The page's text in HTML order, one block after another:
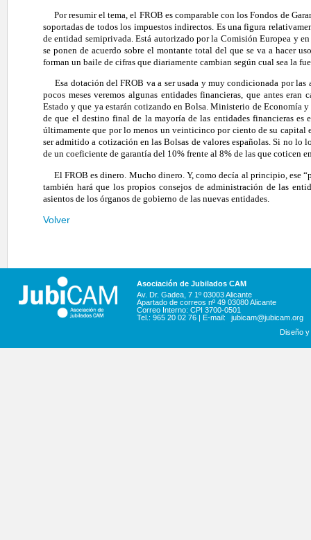
Por resumir el tema, el FROB es comparable con los Fondos de
soportadas de todos los impuestos indirectos. Es una figura
de entidad semiprivada. Está autorizado por la Comisión Europea y
se ponen de acuerdo sobre el montante total del que se va a hacer
forman un baile de cifras que diariamente cambian según cual sea la
Esa dotación del FROB va a ser usada y muy condicionada por las
pocos meses veremos algunas entidades financieras, que antes
Estado y que ya estarán cotizando en Bolsa. Ministerio de Economía
de que el destino final de la mayoría de las entidades financieras es
últimamente que por lo menos un veinticinco por ciento de su capital
ser admitido a cotización en las Bolsas de valores españolas. Si no lo
de un coeficiente de garantía del 10% frente al 8% de las que coticen
El FROB es dinero. Mucho dinero. Y, como decía al principio, ese
también hará que los propios consejos de administración de las
asientos de los órganos de gobierno de las nuevas entidades.
Volver
Asociación de Jubilados CAM
Av. Dr. Gadea, 7 1º 03003 Alicante
Apartado de correos nº 49 03080 Alicante
Correo Interno: CPI 3700-0501
Tel.: 965 20 02 76 | E-mail:
jubicam@jubicam.org
Diseño